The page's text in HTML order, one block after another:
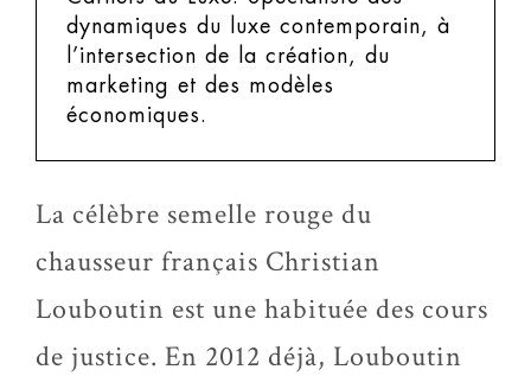
dynamiques du luxe contemporain, à
l’intersection de la création, du
marketing et des modèles
économiques.
La célèbre semelle rouge du
chausseur français Christian
Louboutin est une habituée des cours
de justice. En 2012 déjà, Louboutin